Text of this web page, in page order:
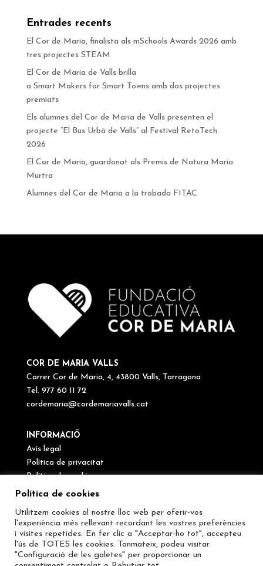
Entrades recents
El Cor de Maria, finalista als mSchools Awards 2026 amb
tres projectes STEAM
El Cor de Maria de Valls brilla
a Smart Makers for Smart Towns amb dos projectes
premiats
Els alumnes del Cor de Maria de Valls presenten el
projecte “El Bus Urbà de Valls” al Festival RetoTech
2026
El Cor de Maria, guardonat als Premis de Natura Maria
Murtra
Alumnes del Cor de Maria a la trobada FITAC
COR DE MARIA VALLS
Carrer Cor de Maria, 4, 43800 Valls, Tarragona
Tel. 977 60 11 72
cordemaria@cordemariavalls.cat
INFORMACIÖ
Avís legal
Política de privacitat
Política de cookies
Canal de denúncies
SEGUEIX-NOS
Política de cookies
Utilitzem cookies al nostre lloc web per oferir-vos
l'experiència més rellevant recordant les vostres preferències
i visites repetides. En fer clic a "Acceptar-ho tot", accepteu
l'ús de TOTES les cookies. Tanmateix, podeu visitar
"Configuració de les galetes" per proporcionar un